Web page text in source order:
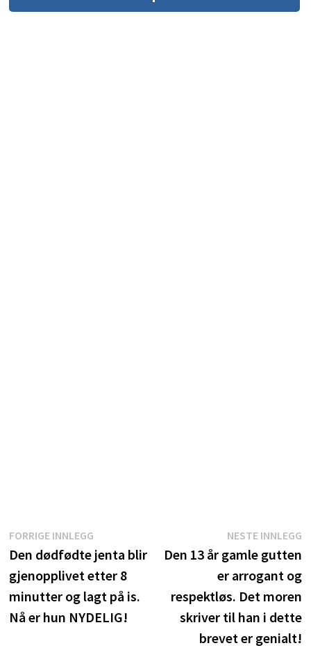
Innleggsnavigasjon
FORRIGE INNLEGGForrige
innlegg:
Den dødfødte jenta blir
gjenopplivet etter 8
minutter og lagt på is.
Nå er hun NYDELIG!
NESTE INNLEGG
Den 13 år gamle gutten
er arrogant og
respektløs. Det moren
skriver til han i dette
brevet er genialt!